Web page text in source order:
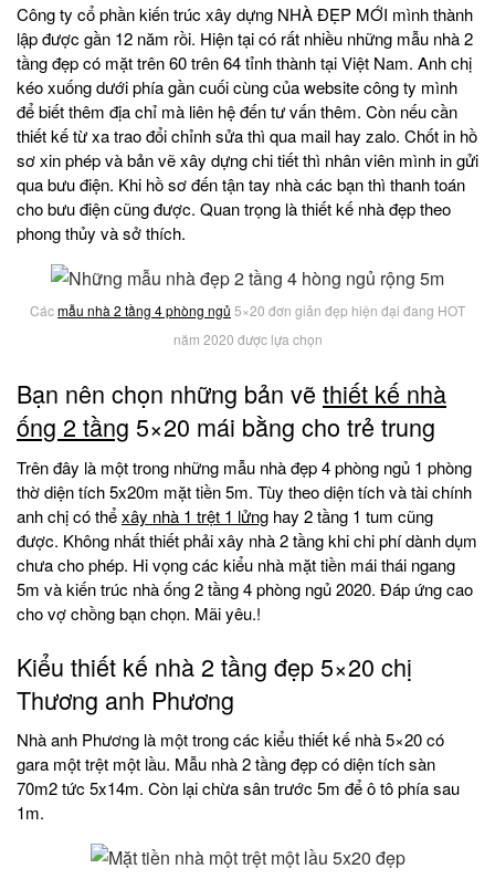
Công ty cổ phần kiến trúc xây dựng NHÀ ĐẸP MỚI mình thành
lập được gần 12 năm rồi. Hiện tại có rất nhiều những mẫu nhà 2
tầng đẹp có mặt trên 60 trên 64 tỉnh thành tại Việt Nam. Anh chị
kéo xuống dưới phía gần cuối cùng của website công ty mình
để biết thêm địa chỉ mà liên hệ đến tư vấn thêm. Còn nếu cần
thiết kế từ xa trao đổi chỉnh sửa thì qua mail hay zalo. Chốt in hồ
sơ xin phép và bản vẽ xây dựng chi tiết thì nhân viên mình in gửi
qua bưu điện. Khi hồ sơ đến tận tay nhà các bạn thì thanh toán
cho bưu điện cũng được. Quan trọng là thiết kế nhà đẹp theo
phong thủy và sở thích.
Cácmẫu nhà 2 tầng 4 phòng ngủ 5×20 đơn giản đẹp hiện đại đang HOT
năm 2020 được lựa chọn
Bạn nên chọn những bản vẽ thiết kế nhà
ống 2 tầng 5×20 mái bằng cho trẻ trung
Trên đây là một trong những mẫu nhà đẹp 4 phòng ngủ 1 phòng
thờ diện tích 5x20m mặt tiền 5m. Tùy theo diện tích và tài chính
anh chị có thểxây nhà 1 trệt 1 lửng hay 2 tầng 1 tum cũng
được. Không nhất thiết phải xây nhà 2 tầng khi chi phí dành dụm
chưa cho phép. Hi vọng các kiểu nhà mặt tiền mái thái ngang
5m và kiến trúc nhà ống 2 tầng 4 phòng ngủ 2020. Đáp ứng cao
cho vợ chồng bạn chọn. Mãi yêu.!
Kiểu thiết kế nhà 2 tầng đẹp 5×20 chị
Thương anh Phương
Nhà anh Phương là một trong các kiểu thiết kế nhà 5×20 có
gara một trệt một lầu. Mẫu nhà 2 tầng đẹp có diện tích sàn
70m2 tức 5x14m. Còn lại chừa sân trước 5m để ô tô phía sau
1m.